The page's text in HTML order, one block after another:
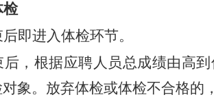
检
即进入体检环节。
后，根据应聘人员总成绩由高
象。放弃体检或体检不合格